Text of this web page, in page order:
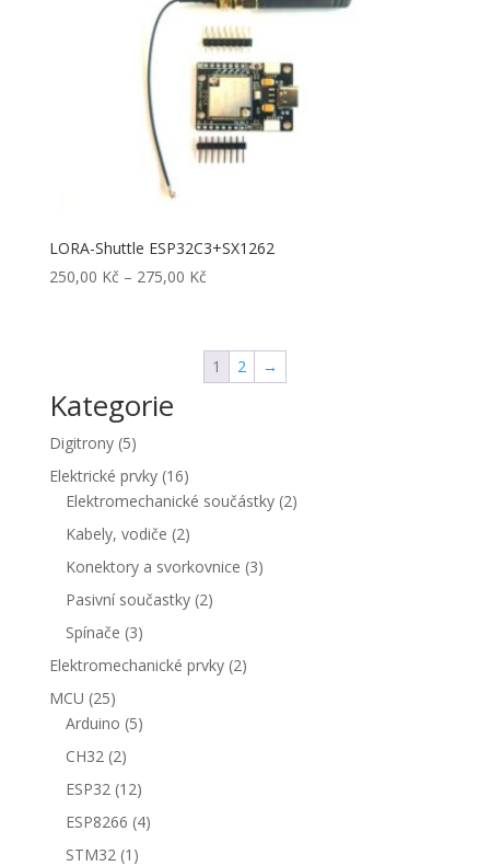
LORA-Shuttle ESP32C3+SX1262
250,00 Kč – 275,00 KčRozpětí
až
275,00 Kč
1 2 →
Kategorie
Digitrony 55
produktů
Elektrické prvky 1616
produktů
Elektromechanické součástky 22
Kabely, vodiče 22
produkty
Konektory a svorkovnice 33
Pasivní součastky 22
Spínače 33
produkty
Elektromechanické prvky 22
MCU 2525
produktů
Arduino 55
CH32 22
produkty
ESP32 1212
produktů
ESP8266 44
STM32 1 1